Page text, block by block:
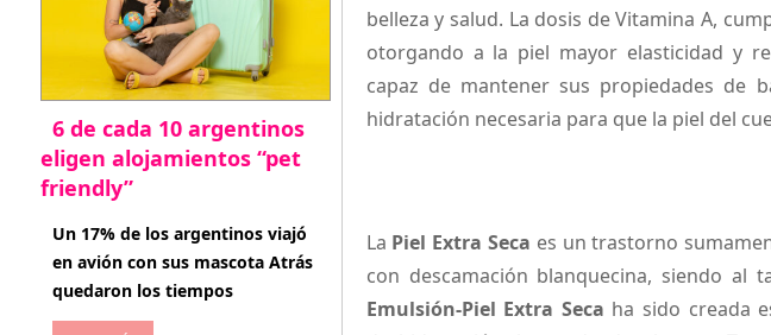
belleza y salud. La dosis de Vitamina A,
otorgando a la piel mayor elasticidad y
capaz de mantener sus propiedades de
hidratación necesaria para que la piel del
La Piel Extra Seca es un trastorno
con descamación blanquecina, siendo al
Emulsión-Piel Extra Seca ha sido creada
6 de cada 10 argentinos
eligen alojamientos “pet
friendly”
abril 27, 2026
Un 17% de los argentinos viajó
en avión con sus mascota Atrás
quedaron los tiempos